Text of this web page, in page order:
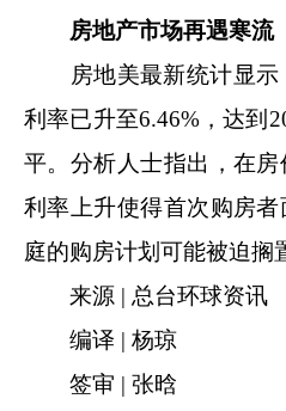
房地产市场再遇寒流
房地美最新统计显示
利率已升至6.46%，达到
平。分析人士指出，在房
利率上升使得首次购房
庭的购房计划可能被迫搁
来源 | 总台环球资讯
编译 | 杨琼
签审 | 张晗